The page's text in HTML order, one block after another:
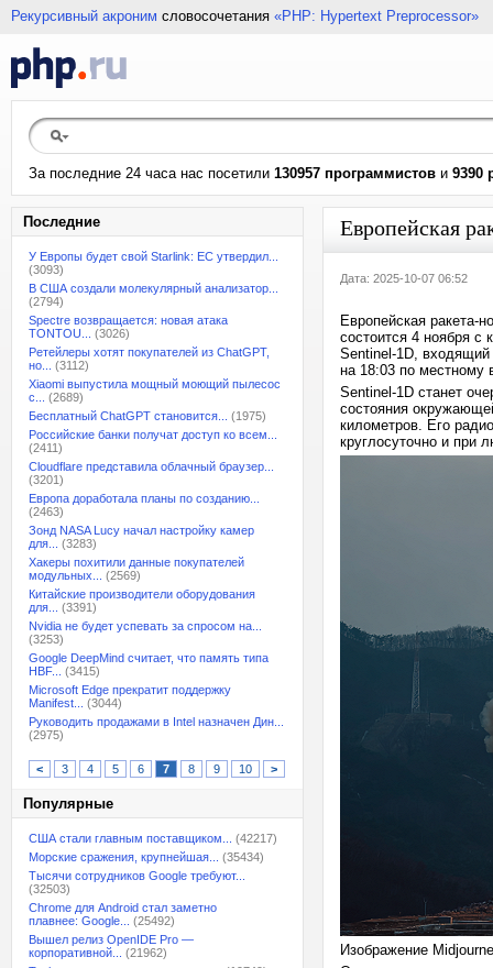
Рекурсивный акроним словосочетания «PHP: Hypertext Preprocessor»
За последние 24 часа нас посетили 130957 программистов и 9390
Последние
У Европы будет свой Starlink: ЕС утвердил...
(3093)
В США создали молекулярный анализатор...
(2794)
Spectre возвращается: новая атака
TONTOU...
(3026)
Ретейлеры хотят покупателей из ChatGPT,
но...
(3112)
Xiaomi выпустила мощный моющий пылесос
с...
(2689)
Бесплатный ChatGPT становится...
(1975)
Российские банки получат доступ ко всем...
(2411)
Cloudflare представила облачный браузер...
(3201)
Европа доработала планы по созданию...
(2463)
Зонд NASA Lucy начал настройку камер
для...
(3283)
Хакеры похитили данные покупателей
модульных...
(2569)
Китайские производители оборудования
для...
(3391)
Nvidia не будет успевать за спросом на...
(3253)
Google DeepMind считает, что память типа
HBF...
(3415)
Microsoft Edge прекратит поддержку
Manifest...
(3044)
Руководить продажами в Intel назначен Дин...
(2975)
< 3 4 5 6 7 8 9 10 >
Популярные
США стали главным поставщиком...
(42217)
Морские сражения, крупнейшая...
(35434)
Тысячи сотрудников Google требуют...
(32503)
Chrome для Android стал заметно
плавнее: Google...
(25492)
Вышел релиз OpenIDE Pro —
корпоративной...
(21962)
Европейская
Дата: 2025-10-07 06:52
Европейская ракета-
состоится 4 ноября с
Sentinel-1D,
на 18:03 по местному
Sentinel-1D станет
состояния
километров. Его
круглосуточно и при
Изображение